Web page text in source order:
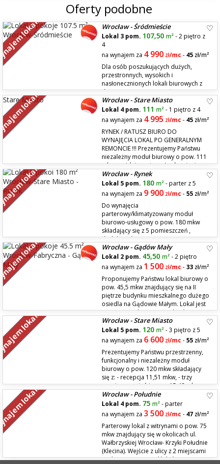
Oferty podobne
lokali Wrocław - Śródmieście
Lokal 3 pom. 107,50m² - 2 piętro z
4
na wynajem za 4 990 zł/mc - 45 zł/m²
Dla osób poszukujących dużych,
przestronnych, wysokich i
nasłonecznionych lokali biurowych z
duszą. Prezentujemy Państwu
przestronny 3 pokojowy lokal o pow. 107,5 mkw znajdujący się na II p. w
jednej z najpiękniejszych Wrocławskich kamienic przy ul. C.K. Norwida w
pobliżu Akademii Wrocławskiej i Pa...
lokali Wrocław - Stare Miasto
Lokal 4 pom. 111m² - 1 piętro z 4
na wynajem za 4 995 zł/mc - 45 zł/m²
RYNEK / RATUSZ BIURO DO
WYNAJĘCIA LOKAL PO GENERALNYM
REMONCIE !!! Prezentujemy Państwu
niezależny moduł biurowy o pow. 111
mkw znajdujący się na I p. kamienicy
na płycie Wrocławskiego Rynku. Rozkład to 4 pomieszczenia biurowe +
toaleta. Powierzchnie po...
lokali Wrocław - Rynek
Lokal 5 pom. 180m² - parter z 5
na wynajem za 9 900 zł/mc - 55 zł/m²
Do wynajęcia
parterowy/klimatyzowany moduł
biurowo-usługowy o pow. 180 mkw
składający się z 5 pomieszczeń ,
dwóch toalet i pomieszczenia
socjalnego. Piękne wysokie sufity 5,10 m / 4,20 m Lokalizacja to ścisłe
centrum Wrocławia, okolice Rynku, parter prestiżowej kamienicy z
początku XIX w. W odleg...
lokali Wrocław - Gądów Mały
Lokal 2 pom. 45,50m² - 2 piętro
na wynajem za 1 500 zł/mc - 33 zł/m²
Proponujemy Państwu lokal biurowy o
pow. 45,5 mkw znajdujący się na II
piętrze budynku mieszkalnego dużego
osiedla na Gądowie Małym. Lokal jest
w pełni niezależny ma rozkład
typowego mieszkania 2 pokojowego z aneksem kuchennym, posiada
wszystkie media miejskie, składa się z 2 pomieszczeń (większe...
lokali Wrocław - Stare Miasto
Lokal 5 pom. 120m² - 3 piętro z 5
na wynajem za 6 600 zł/mc - 55 zł/m²
Prezentujemy Państwu przestrzenny,
funkcjonalny i niezależny moduł
biurowy o pow. 120 mkw składający
się z: - recepcja 11,51 mkw, - trzy
pomieszczenia biurowe 15,40 mkw +
19,72 mkw + 16,90 mkw - sala konferencyjna 17,47 mkw - zaplecze
socjalne 10,18 mkw - 2 toalety 7,62 mkw Lokalizacja to I...
lokali Wrocław - Południe
Lokal 4 pom. 75m² - parter
na wynajem za3 500 zł/mc - 47 zł/m²
Parterowy lokal z witrynami o pow. 75
mkw znajdujący się w okolicach ul.
Wałbrzyskiej Wrocław- Krzyki Południe
(Klecina). Wejście z ulicy z 2 miejscami
parkingowymi przed lokalem oraz